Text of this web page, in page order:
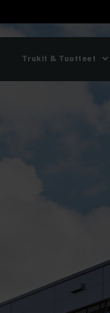
Trukit & Tuotteet